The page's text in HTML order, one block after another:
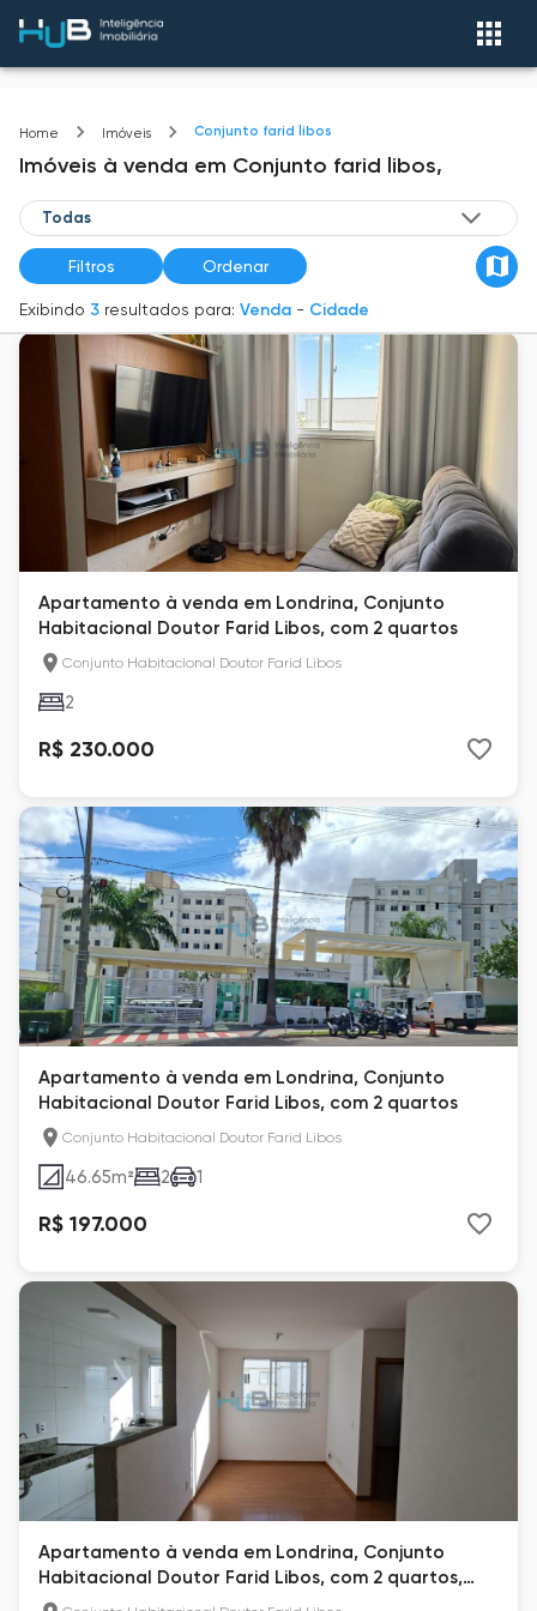
Home Imóveis Conjunto farid libos
Imóveis à venda em Conjunto farid libos,
Filtros Ordenar
Exibindo 3 resultados para: Venda - Cidade
Apartamento à venda em Londrina, Conjunto
Habitacional Doutor Farid Libos, com 2 quartos
Conjunto Habitacional Doutor Farid Libos
2
R$ 230.000
Apartamento à venda em Londrina, Conjunto
Habitacional Doutor Farid Libos, com 2 quartos
Conjunto Habitacional Doutor Farid Libos
46.65m² 2 1
R$ 197.000
Apartamento à venda em Londrina, Conjunto
Habitacional Doutor Farid Libos, com 2 quartos,
com 44 m²